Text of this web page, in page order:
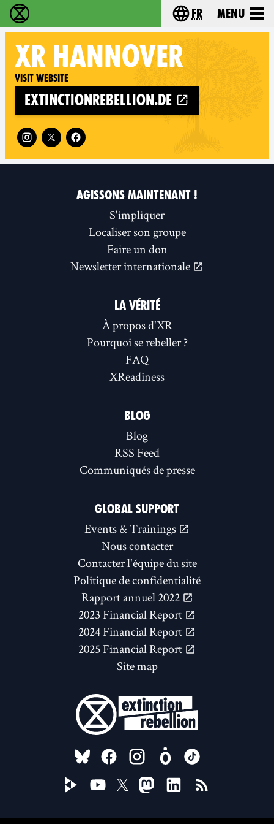
Extinction Rebellion - Home Choisissez votre
fr Menu
XR HANNOVER
Visit website
extinctionrebellion.de
Follow XR Hannover on
AGISSONS MAINTENANT !
S'impliquer
Localiser son groupe
Faire un don
Newsletter internationale
LA VÉRITÉ
À propos d'XR
Pourquoi se rebeller ?
FAQ
XReadiness
BLOG
Blog
RSS Feed
Communiqués de presse
GLOBAL SUPPORT
Events & Trainings
Nous contacter
Contacter l'équipe du site
Politique de confidentialité
Rapport annuel 2022
2023 Financial Report
2024 Financial Report
2025 Financial Report
Site map
FOLLOW US ON